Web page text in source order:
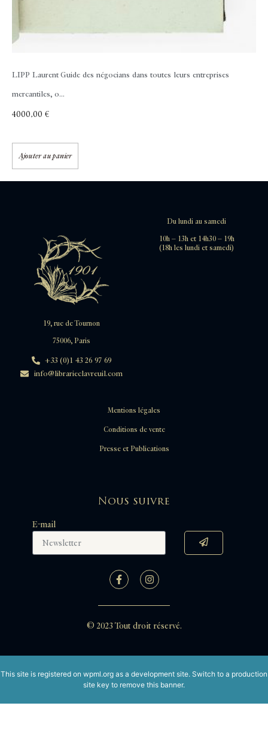
LIPP Laurent Guide des négocians dans toutes leurs entreprises
mercantiles, o...
4000,00 €
Ajouter au panier
Du lundi au samedi
10h – 13h et 14h30 – 19h
(18h les lundi et samedi)
19, rue de Tournon
75006, Paris
+33 (0)1 43 26 97 69
info@librarieclavreuil.com
Mentions légales
Conditions de vente
Presse et Publications
Nous suivre
E-mail
© 2023 Tout droit réservé.
This site is registered on wpml.org as a development site. Switch to a production
site key to remove this banner.